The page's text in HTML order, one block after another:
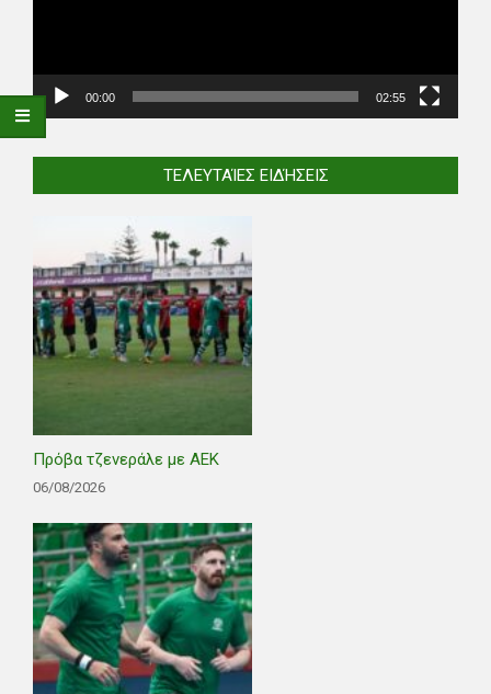
00:00 02:55
ΤΕΛΕΥΤΑΊΕΣ ΕΙΔΉΣΕΙΣ
Πρόβα τζενεράλε με ΑΕΚ
06/08/2026